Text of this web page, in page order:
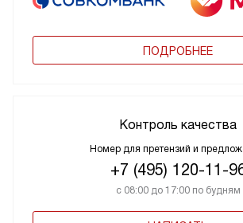
ПОДРОБНЕЕ
Контроль качества
Номер для претензий и
+7 (495) 120-11-
с 08:00 до 17:00 по будням